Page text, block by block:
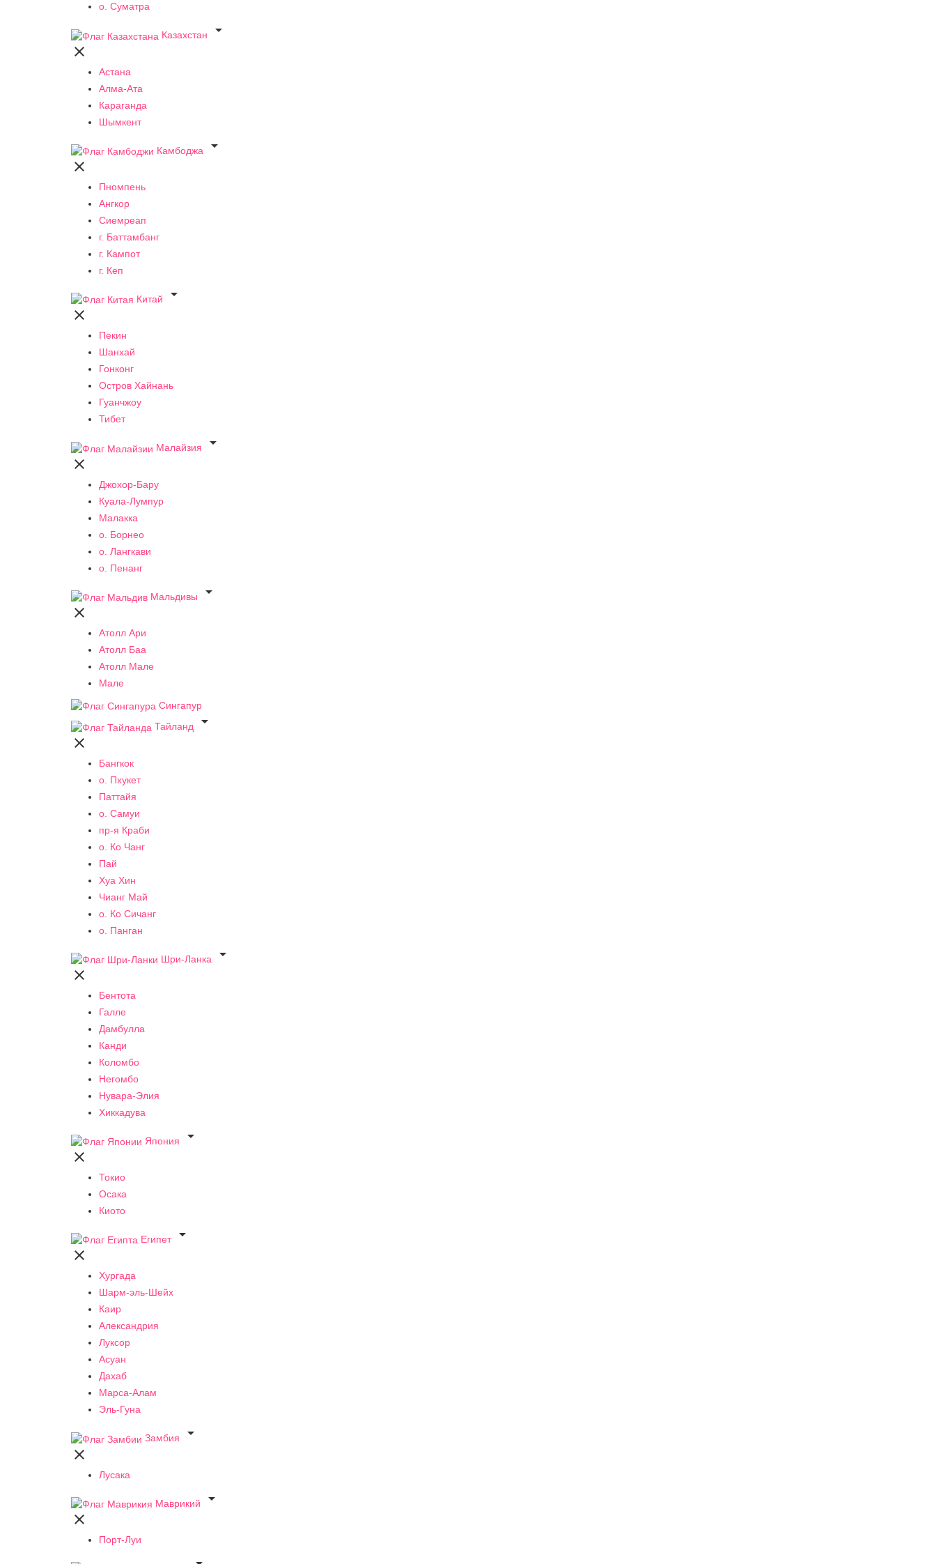
о. Суматра
Казахстан


Астана
Алма-Ата
Караганда
Шымкент
Камбоджа


Пномпень
Ангкор
Сиемреап
г. Баттамбанг
г. Кампот
г. Кеп
Китай


Пекин
Шанхай
Гонконг
Остров Хайнань
Гуанчжоу
Тибет
Малайзия


Джохор-Бару
Куала-Лумпур
Малакка
о. Борнео
о. Лангкави
о. Пенанг
Мальдивы


Атолл Ари
Атолл Баа
Атолл Мале
Мале
Сингапур
Тайланд


Бангкок
о. Пхукет
Паттайя
о. Самуи
пр-я Краби
о. Ко Чанг
Пай
Хуа Хин
Чианг Май
о. Ко Сичанг
о. Панган
Шри-Ланка


Бентота
Галле
Дамбулла
Канди
Коломбо
Негомбо
Нувара-Элия
Хиккадува
Япония


Токио
Осака
Киото
Египет


Хургада
Шарм-эль-Шейх
Каир
Александрия
Луксор
Асуан
Дахаб
Марса-Алам
Эль-Гуна
Замбия


Лусака
Маврикий


Порт-Луи